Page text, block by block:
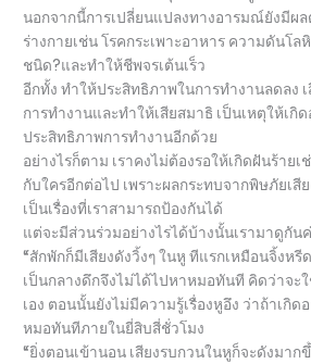
นอกจากนี้การเปลี่ยนแปลงทางอารมณ์ยังมีผล
ร่างกายเช่น โรคกระเพาะอาหาร ความดันโล
ชนิด?และทำให้ชีพจรเต้นเร็ว
อีกทั้ง ทำให้ประสิทธิภาพในการทำงานลดลง
การทำงานและทำให้เสียสมาธิ เป็นเหตุให้เกิ
ประสิทธิภาพการทำงานอีกด้วย
อย่างไรก็ตาม เราคงไม่ต้องรอให้เกิดฝันร้า
กับใครอีกต่อไป เพราะผลกระทบจากพิษภัยเ
เป็นเรื่องที่เราสามารถป้องกันได้
แต่จะมีส่วนร่วมอย่างไรได้บ้างนั้นเรามาดูกัน
“สักพักก็มีเสียงดังวิ้งๆ ในหู ทีแรกเหมือนจิ้งหรี
เป็นกลางดึกจึงไม่ได้ไปหาหมอทันที คิดว่าจะ
เอง ตอนนั้นยังไม่มีความรู้เรื่องหูอึง ว่าถ้าเกิด
หมอทันทีภายในยี่สิบสี่ชั่วโมง
“ยิ่งตอนเข้านอน เสียงรบกวนในหูก็จะดังมาก